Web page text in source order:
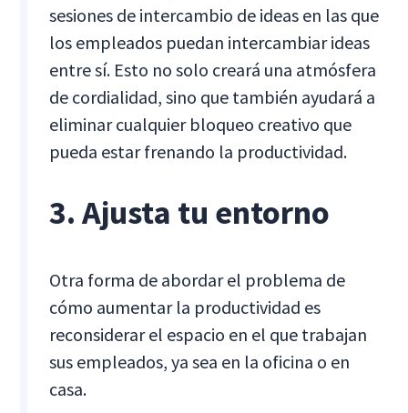
sesiones de intercambio de ideas en las que
los empleados puedan intercambiar ideas
entre sí. Esto no solo creará una atmósfera
de cordialidad, sino que también ayudará a
eliminar cualquier bloqueo creativo que
pueda estar frenando la productividad.
3. Ajusta tu entorno
Otra forma de abordar el problema de
cómo aumentar la productividad es
reconsiderar el espacio en el que trabajan
sus empleados, ya sea en la oficina o en
casa.